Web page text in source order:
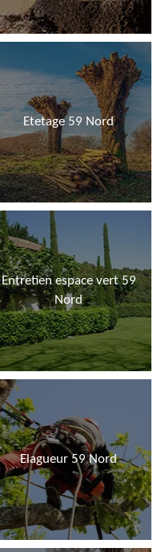
Etetage 59 Nord
Entretien espace vert 59
Nord
Elagueur 59 Nord